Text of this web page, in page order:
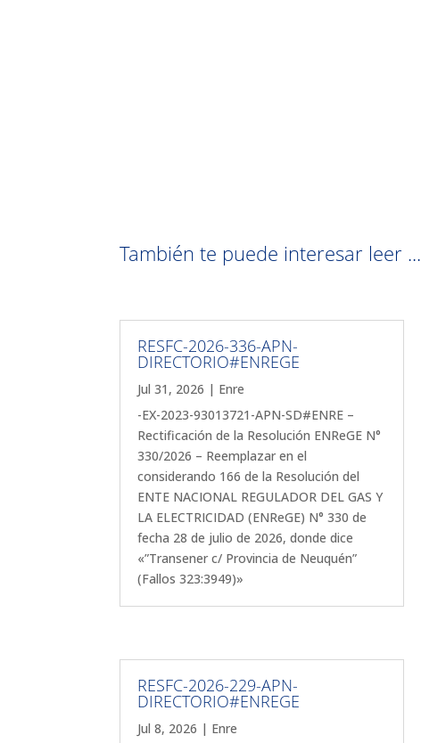
También te puede interesar leer ...
RESFC-2026-336-APN-
DIRECTORIO#ENREGE
Jul 31, 2026 | Enre
-EX-2023-93013721-APN-SD#ENRE –
Rectificación de la Resolución ENReGE N°
330/2026 – Reemplazar en el
considerando 166 de la Resolución del
ENTE NACIONAL REGULADOR DEL GAS Y
LA ELECTRICIDAD (ENReGE) N° 330 de
fecha 28 de julio de 2026, donde dice
«”Transener c/ Provincia de Neuquén”
(Fallos 323:3949)»
RESFC-2026-229-APN-
DIRECTORIO#ENREGE
Jul 8, 2026 | Enre